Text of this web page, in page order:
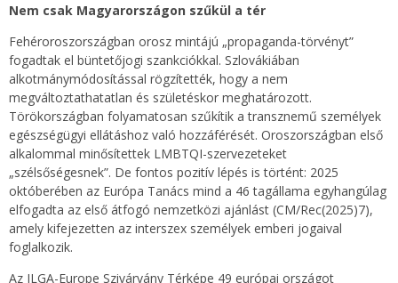
Nem csak Magyarországon szűkül a tér
Fehéroroszországban orosz mintájú „propaganda-törvényt”
fogadtak el büntetőjogi szankciókkal. Szlovákiában
alkotmánymódosítással rögzítették, hogy a nem
megváltoztathatatlan és születéskor meghatározott.
Törökországban folyamatosan szűkítik a transznemű személyek
egészségügyi ellátáshoz való hozzáférését. Oroszországban első
alkalommal minősítettek LMBTQI-szervezeteket
„szélsőségesnek”. De fontos pozitív lépés is történt: 2025
októberében az Európa Tanács mind a 46 tagállama egyhangúlag
elfogadta az első átfogó nemzetközi ajánlást (CM/Rec(2025)7),
amely kifejezetten az interszex személyek emberi jogaival
foglalkozik.
Az ILGA-Europe Szivárvány Térképe 49 európai országot